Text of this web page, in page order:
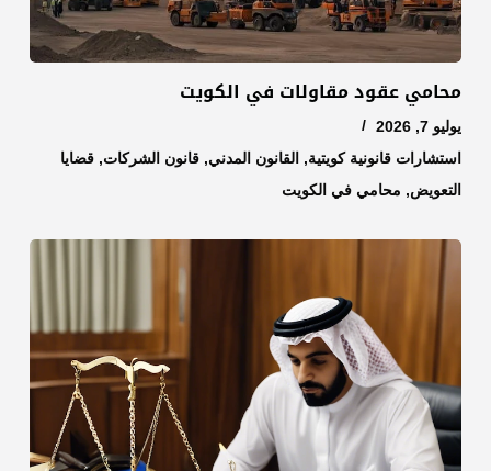
محامي عقود مقاولات في الكويت
يوليو 7, 2026
استشارات قانونية كويتية, القانون المدني, قانون الشركات, قضايا
التعويض, محامي في الكويت